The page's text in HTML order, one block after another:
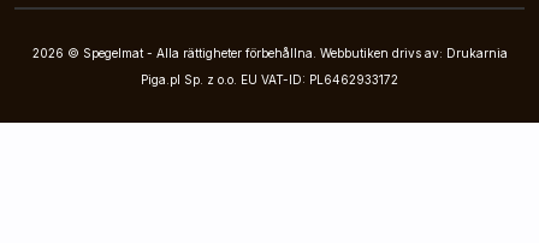
2026 © Spegelmat - Alla rättigheter förbehållna. Webbutiken drivs av: Drukarnia
Piga.pl Sp. z o.o. EU VAT-ID: PL6462933172